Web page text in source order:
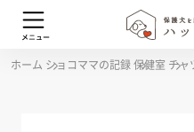
ホーム ショコママの記録保健室 チャ